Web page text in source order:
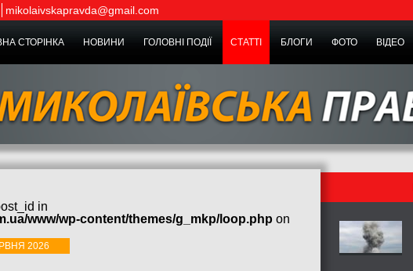
mikolaivskapravda@gmail.com
СТОРІНКА НОВИНИ ГОЛОВНІ ПОДІЇ СТАТТІ БЛОГИ ФОТО ВІДЕО
in
www/wp-content/themes/g_mkp/loop.php on
2026